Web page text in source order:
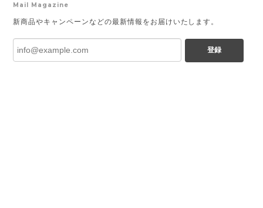
Mail Magazine
新商品やキャンペーンなどの最新情報をお届けいたします。
登録